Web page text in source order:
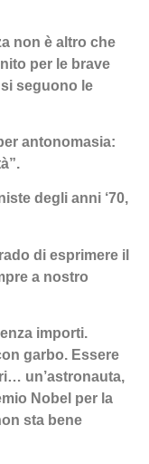
non è altro che
per le brave
seguono le
antonomasia:
degli anni ‘70,
di esprimere il
a nostro
importi.
garbo. Essere
un’astronauta,
Nobel per la
sta bene